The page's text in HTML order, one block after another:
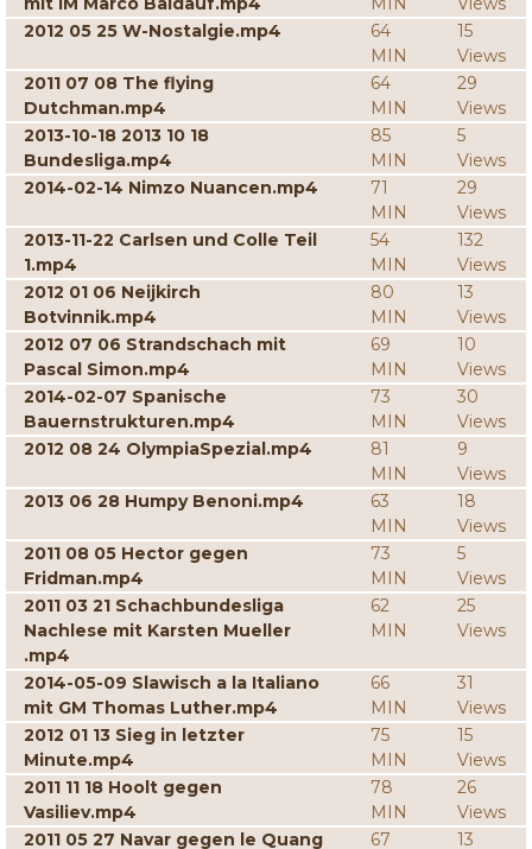
2012 05 25 W-Nostalgie.mp4
64
MIN
15
Views
2011 07 08 The flying
Dutchman.mp4
64
MIN
29
Views
2013-10-18 2013 10 18
Bundesliga.mp4
85
MIN
5
Views
2014-02-14 Nimzo Nuancen.mp4
71
MIN
29
Views
2013-11-22 Carlsen und Colle Teil
1.mp4
54
MIN
132
Views
2012 01 06 Neijkirch
Botvinnik.mp4
80
MIN
13
Views
2012 07 06 Strandschach mit
Pascal Simon.mp4
69
MIN
10
Views
2014-02-07 Spanische
Bauernstrukturen.mp4
73
MIN
30
Views
2012 08 24 OlympiaSpezial.mp4
81
MIN
9
Views
2013 06 28 Humpy Benoni.mp4
63
MIN
18
Views
2011 08 05 Hector gegen
Fridman.mp4
73
MIN
5
Views
2011 03 21 Schachbundesliga
Nachlese mit Karsten Mueller
.mp4
62
MIN
25
Views
2014-05-09 Slawisch a la Italiano
mit GM Thomas Luther.mp4
66
MIN
31
Views
2012 01 13 Sieg in letzter
Minute.mp4
75
MIN
15
Views
2011 11 18 Hoolt gegen
Vasiliev.mp4
78
MIN
26
Views
2011 05 27 Navar gegen le Quang
67 13